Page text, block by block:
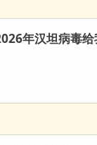
年汉坦病毒